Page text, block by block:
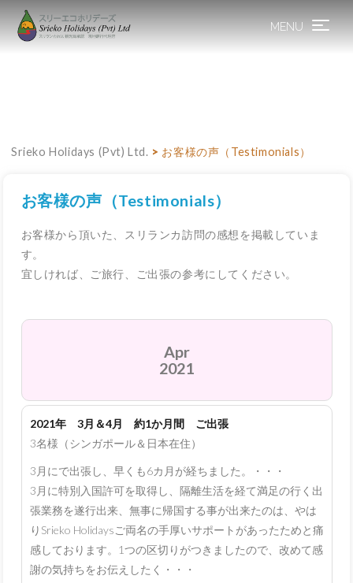
MENU Toggle
Srieko Holidays (Pvt) Ltd. > お客様の声（Testimonials）
お客様の声（Testimonials）
お客様から頂いた、スリランカ訪問の感想を掲載していま
す。
宜しければ、ご旅行、ご出張の参考にしてください。
Apr
2021
2021年 3月＆4月 約1か月間 ご出張
3名様（シンガポール＆日本在住）
3月にで出張し、早くも6カ月が経ちました。・・・
3月に特別入国許可を取得し、隔離生活を経て満足の行く出
張業務を遂行出来、無事に帰国する事が出来たのは、やは
りSrieko Holidaysご両名の手厚いサポートがあったためと痛
感しております。1つの区切りがつきましたので、改めて感
謝の気持ちをお伝えしたく・・・